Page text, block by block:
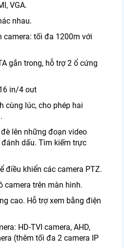
VGA.
nhau.
camera: tối đa 1200m với
gắn trong, hỗ trợ 2 ổ cứng
in/4 out
cùng lúc, cho phép hai
lên những đoạn video
dấu. Tìm kiếm trực
điều khiển các camera PTZ.
camera trên màn hình.
cao. Hỗ trợ xem bằng điện
HD-TVI camera, AHD,
(thêm tối đa 2 camera IP